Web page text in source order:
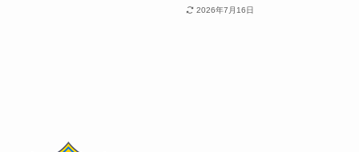
2026年7月16日